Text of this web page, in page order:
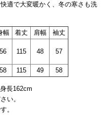
適で大変暖かく、冬の寒さも洗
幅 着丈 肩幅 袖丈
56 115 48 57
58 115 49 58
長162cm
い。
。